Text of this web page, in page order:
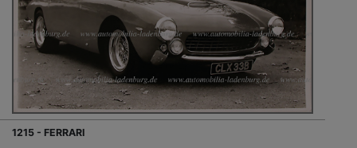
1215 - FERRARI